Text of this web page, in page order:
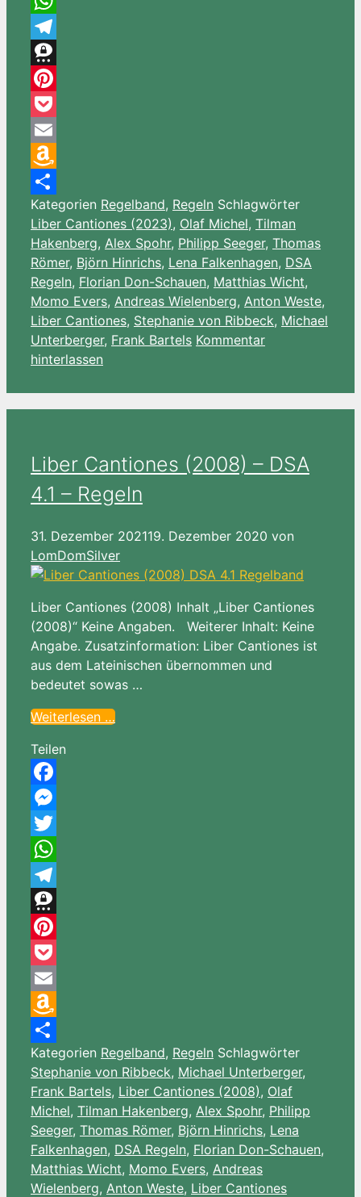
WhatsApp
Telegram
Threema
Pinterest
Pocket
Email
Amazon
Wish
List
Teilen
Kategorien Regelband, Regeln Schlagwörter
Liber Cantiones (2023), Olaf Michel, Tilman
Hakenberg, Alex Spohr, Philipp Seeger, Thomas
Römer, Björn Hinrichs, Lena Falkenhagen, DSA
Regeln, Florian Don-Schauen, Matthias Wicht,
Momo Evers, Andreas Wielenberg, Anton Weste,
Liber Cantiones, Stephanie von Ribbeck, Michael
Unterberger, Frank Bartels Kommentar
hinterlassen
Liber Cantiones (2008) – DSA
4.1 – Regeln
31. Dezember 202119. Dezember 2020 von
LomDomSilver
Liber Cantiones (2008) Inhalt „Liber Cantiones
(2008)“ Keine Angaben. Weiterer Inhalt: Keine
Angabe. Zusatzinformation: Liber Cantiones ist
aus dem Lateinischen übernommen und
bedeutet sowas …
Weiterlesen …
Teilen
Facebook
Messenger
Twitter
WhatsApp
Telegram
Threema
Pinterest
Pocket
Email
Amazon
Wish
List
Teilen
Kategorien Regelband, Regeln Schlagwörter
Stephanie von Ribbeck, Michael Unterberger,
Frank Bartels, Liber Cantiones (2008), Olaf
Michel, Tilman Hakenberg, Alex Spohr, Philipp
Seeger, Thomas Römer, Björn Hinrichs, Lena
Falkenhagen, DSA Regeln, Florian Don-Schauen,
Matthias Wicht, Momo Evers, Andreas
Wielenberg, Anton Weste, Liber Cantiones